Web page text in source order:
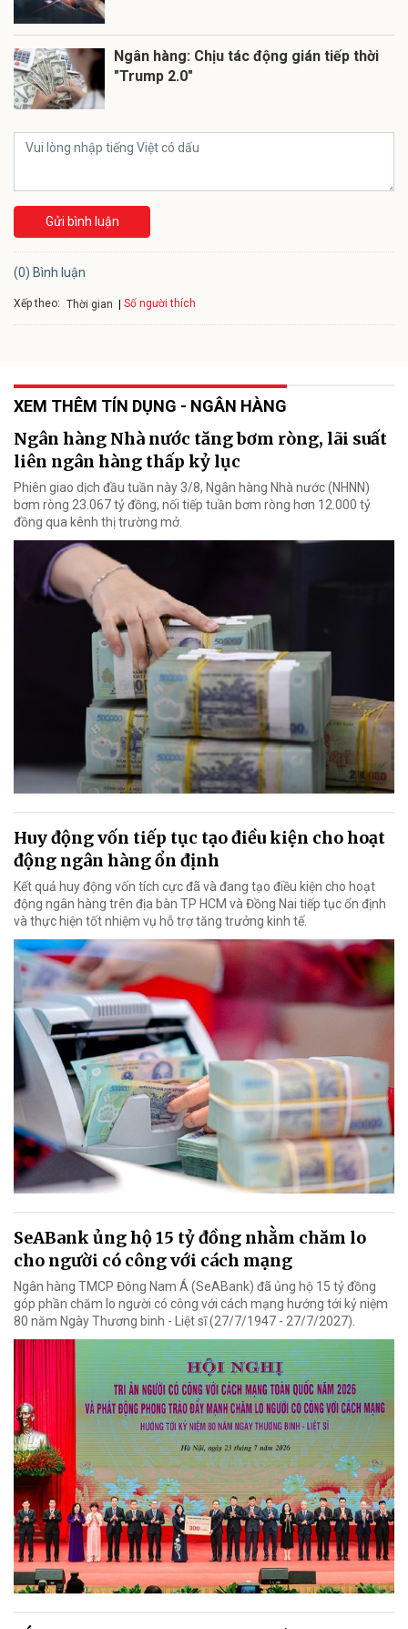
Ngân hàng: Chịu tác động gián tiếp thời
"Trump 2.0"
Gửi bình luận
(0) Bình luận
Xếp theo: Thời gian Số người thích
XEM THÊM TÍN DỤNG - NGÂN HÀNG
Ngân hàng Nhà nước tăng bơm ròng, lãi suất
liên ngân hàng thấp kỷ lục
Phiên giao dịch đầu tuần này 3/8, Ngân hàng Nhà nước (NHNN)
bơm ròng 23.067 tỷ đồng, nối tiếp tuần bơm ròng hơn 12.000 tỷ
đồng qua kênh thị trường mở.
Huy động vốn tiếp tục tạo điều kiện cho hoạt
động ngân hàng ổn định
Kết quả huy động vốn tích cực đã và đang tạo điều kiện cho hoạt
động ngân hàng trên địa bàn TP HCM và Đồng Nai tiếp tục ổn định
và thực hiện tốt nhiệm vụ hỗ trợ tăng trưởng kinh tế.
SeABank ủng hộ 15 tỷ đồng nhằm chăm lo
cho người có công với cách mạng
Ngân hàng TMCP Đông Nam Á (SeABank) đã ủng hộ 15 tỷ đồng
góp phần chăm lo người có công với cách mạng hướng tới kỷ niệm
80 năm Ngày Thương binh - Liệt sĩ (27/7/1947 - 27/7/2027).